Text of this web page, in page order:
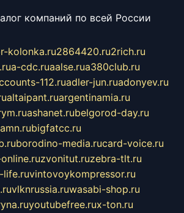
компаний по всей России
kolonka.ru2864420.ru2rich.ru
a-cdc.ruaalse.rua380club.ru
112.ruadler-jun.ruadonyev.ru
altaipant.ruargentinamia.ru
ashanet.rubelgorod-day.ru
bigfatcc.ru
borodino-media.rucard-voice.ru
zvonitut.ruzebra-tlt.ru
life.ruvintovoykompressor.ru
vlknrussia.ruwasabi-shop.ru
youtubefree.rux-ton.ru